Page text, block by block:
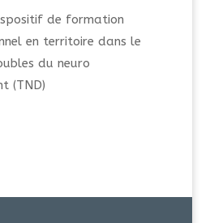
de formation
en territoire dans le
du neuro
(TND)